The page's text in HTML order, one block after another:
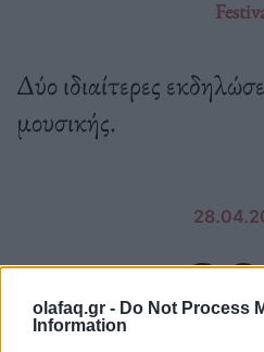
olafaq.gr - Do Not Process
Information
Δύο ιδιαίτερες
μουσικής.